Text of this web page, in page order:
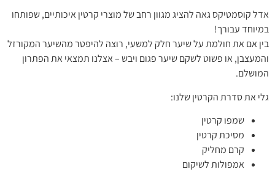
אדל קוסמטיקס גאה להציג מגוון רחב של מוצרי קרטין איכותיים, שפותחו
במיוחד עבורך!
בין אם את חולמת על שיער חלק למשעי, רוצה להיפטר מהשיער המקורזל
והמעצבן, או פשוט לשקם שיער פגום ויבש – אצלנו תמצאי את הפתרון
המושלם.
גלי את סדרת הקרטין שלנו:
שמפו קרטין
מסיכת קרטין
קרם מחליק
אמפולות לשיקום